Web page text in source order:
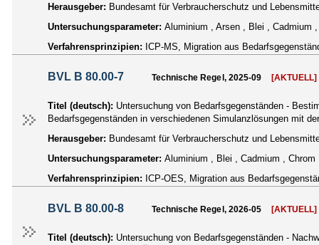
Herausgeber: Bundesamt für Verbraucherschutz und
Untersuchungsparameter: Aluminium , Arsen , Blei , Cadmium
Verfahrensprinzipien: ICP-MS, Migration aus
BVL B 80.00-7 Technische Regel, 2025-09 [AKTUELL]
Titel (deutsch): Untersuchung von Bedarfsgegenständen -
Bedarfsgegenständen in verschiedenen Simulanzlösungen mit
Herausgeber: Bundesamt für Verbraucherschutz und
Untersuchungsparameter: Aluminium , Blei , Cadmium ,
Verfahrensprinzipien: ICP-OES, Migration aus
BVL B 80.00-8 Technische Regel, 2026-05 [AKTUELL]
Titel (deutsch): Untersuchung von Bedarfsgegenständen -